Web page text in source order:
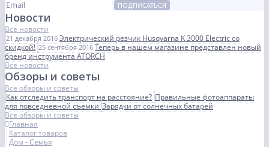
ПОДПИСАТЬСЯ
Новости
Все новости
21 декабря 2016 Электрический резчик Husqvarna K 3000 Electric со
скидкой! 25 сентября 2016 Теперь в нашем магазине представлен новый
бренд инструмента ATORCH
Все новости
Обзоры и советы
Все обзоры и советы
Как отследить транспорт на расстояние? Правильные фотоаппараты
для повседневной съемкиЗарядки от солнечных батарей
Все обзоры и советы
Главная
Каталог товаров
Дом - Семья